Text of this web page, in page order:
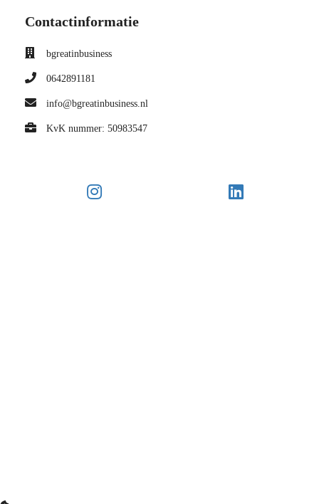
Contactinformatie
bgreatinbusiness
0642891181
info@bgreatinbusiness.nl
KvK nummer: 50983547